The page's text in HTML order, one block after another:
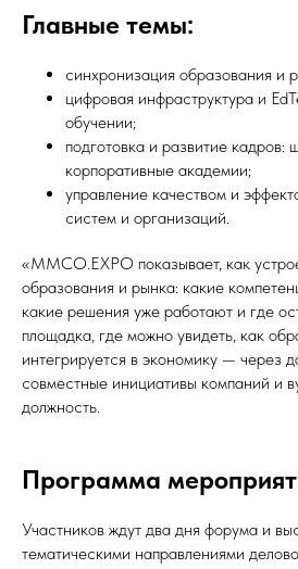
Главные темы:
синхронизация образования и
цифровая инфраструктура и
обучении;
подготовка и развитие
корпоративные академии;
управление качеством и
систем и организаций.
«MMCO.EXPO показывает, как
образования и рынка: какие
какие решения уже работают и где
площадка, где можно увидеть, как
интегрируется в экономику — через
совместные инициативы компаний и
должность.
Программа
Участников ждут два дня форума и
тематическими направлениями